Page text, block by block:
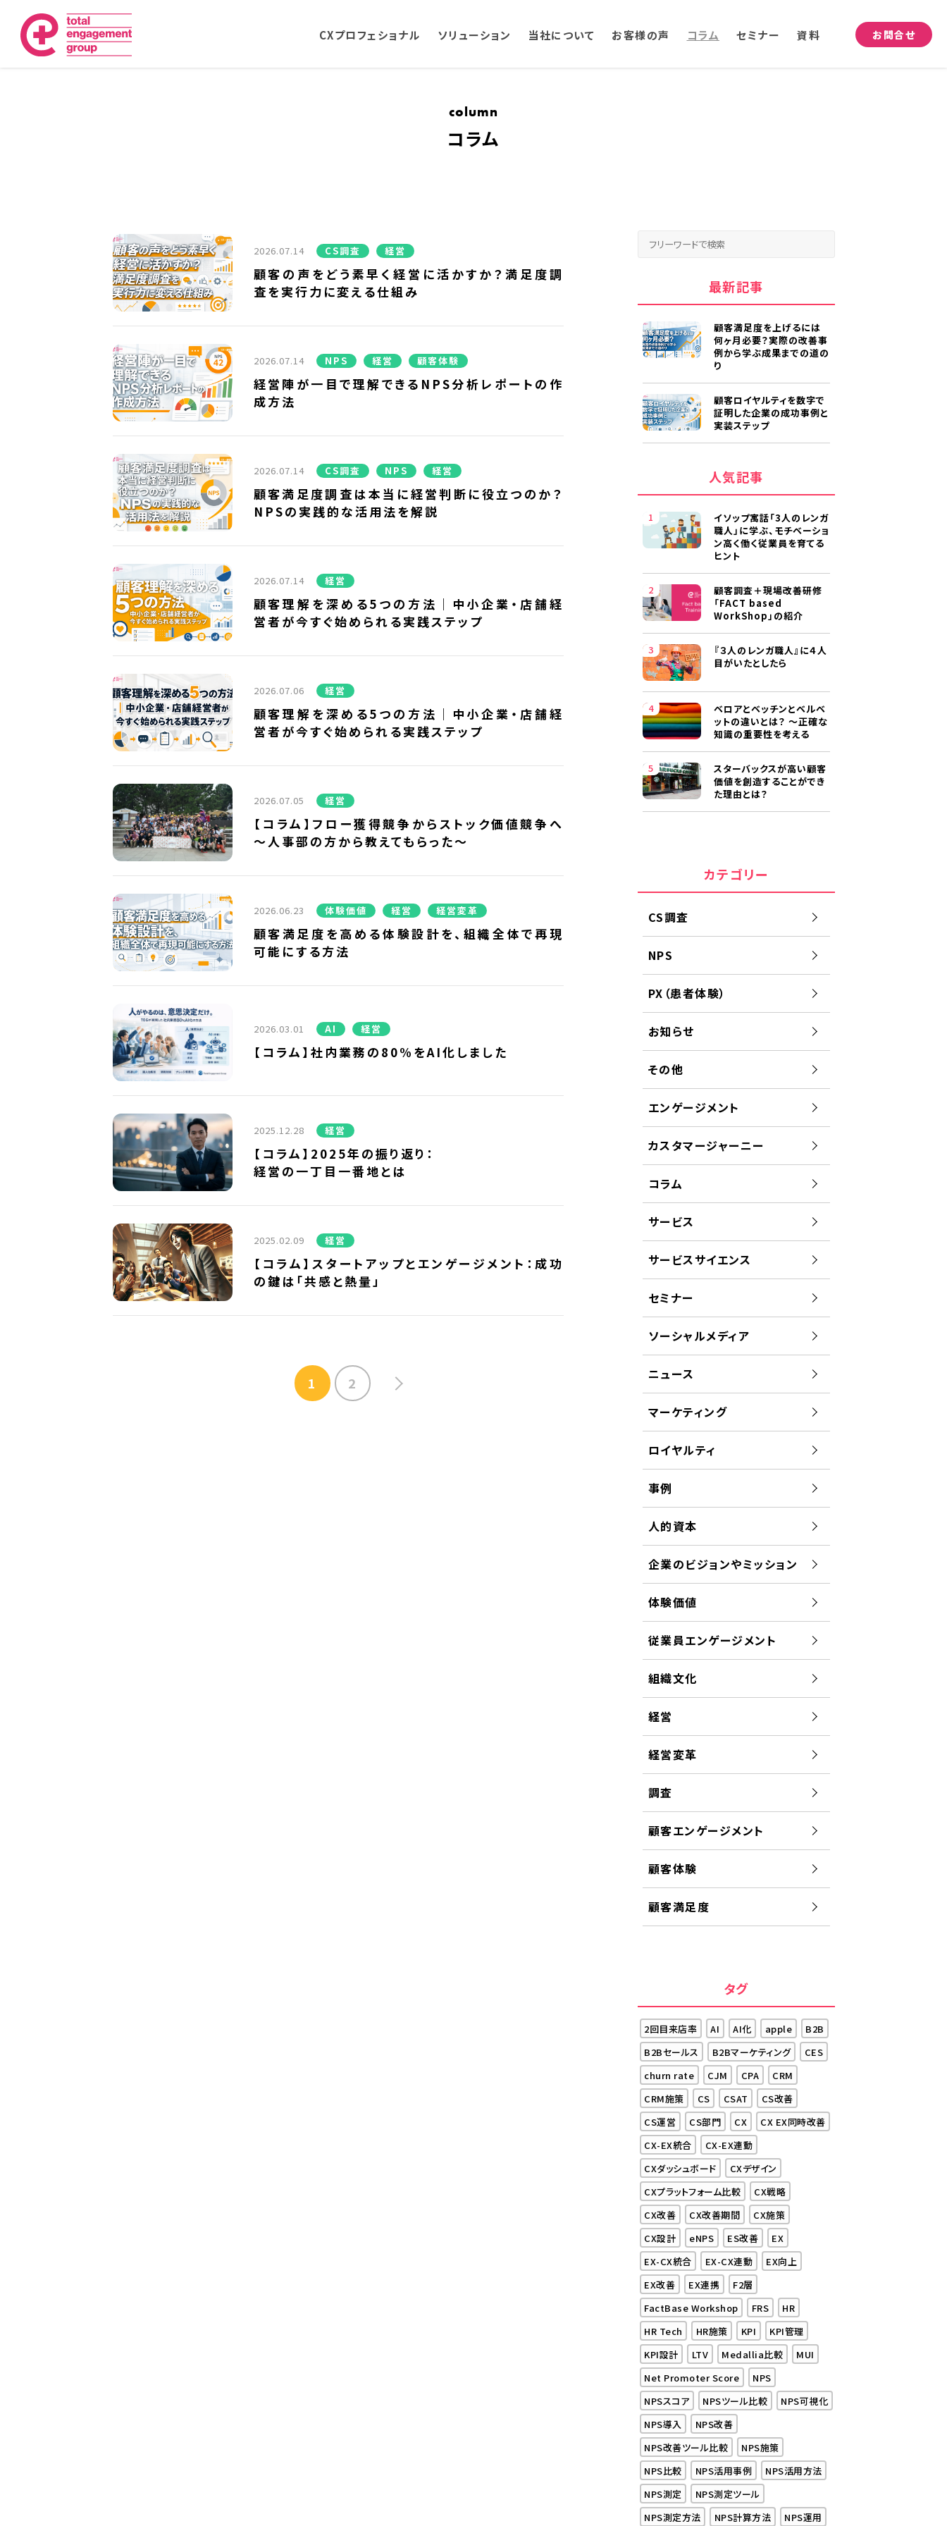
CXプロフェショナル ソリューション 当社について お客様の声 コラム セミナー 資料 お問合せ
column
コラム
2026.07.14 CS調査 経営
顧客の声をどう素早く経営に活かすか？満足度調
査を実行力に変える仕組み
2026.07.14 NPS 経営 顧客体験
経営陣が一目で理解できるNPS分析レポートの作
成方法
2026.07.14 CS調査 NPS 経営
顧客満足度調査は本当に経営判断に役立つのか？
NPSの実践的な活用法を解説
2026.07.14 経営
顧客理解を深める5つの方法｜中小企業・店舗経
営者が今すぐ始められる実践ステップ
2026.07.06 経営
顧客理解を深める5つの方法｜中小企業・店舗経
営者が今すぐ始められる実践ステップ
2026.07.05 経営
【コラム】フロー獲得競争からストック価値競争へ
～人事部の方から教えてもらった～
2026.06.23 体験価値 経営 経営変革
顧客満足度を高める体験設計を、組織全体で再現
可能にする方法
2026.03.01 AI 経営
【コラム】社内業務の80%をAI化しました
2025.12.28 経営
【コラム】2025年の振り返り：
経営の一丁目一番地とは
2025.02.09 経営
【コラム】スタートアップとエンゲージメント：成功
の鍵は「共感と熱量」
1 2
最新記事
顧客満足度を上げるには
何ヶ月必要？実際の改善事
例から学ぶ成果までの道の
り
顧客ロイヤルティを数字で
証明した企業の成功事例と
実装ステップ
人気記事
イソップ寓話「3人のレンガ
職人」に学ぶ、モチベーショ
ン高く働く従業員を育てる
ヒント
顧客調査＋現場改善研修
「FACT based
WorkShop」の紹介
『３人のレンガ職人』に４人
目がいたとしたら
ベロアとベッチンとベルベ
ットの違いとは？ ～正確な
知識の重要性を考える
スターバックスが高い顧客
価値を創造することができ
た理由とは？
カテゴリー
CS調査
NPS
PX（患者体験）
お知らせ
その他
エンゲージメント
カスタマージャーニー
コラム
サービス
サービスサイエンス
セミナー
ソーシャルメディア
ニュース
マーケティング
ロイヤルティ
事例
人的資本
企業のビジョンやミッション
体験価値
従業員エンゲージメント
組織文化
経営
経営変革
調査
顧客エンゲージメント
顧客体験
顧客満足度
タグ
2回目来店率 AI AI化 apple
B2B
B2Bセールス
B2Bマーケティング
CES
churn rate
CJM CPA
CRM
CRM施策
CS CSAT
CS改善
CS運営
CS部門 CX
CX EX同時改善
CX-EX統合
CX-EX連動
CXダッシュボード
CXデザイン
CXプラットフォーム比較
CX戦略
CX改善
CX改善期間
CX施策
CX設計
eNPS ES改善
EX
EX-CX統合
EX-CX連動
EX向上
EX改善
EX連携
F2層
FactBase Workshop
FRS
HR
HR Tech
HR施策 KPI
KPI管理
KPI設計
LTV Medallia比較
MUI
Net Promoter Score
NPS
NPSスコア
NPSツール比較
NPS可視化
NPS導入
NPS改善
NPS改善ツール比較
NPS施策
NPS比較
NPS活用事例
NPS活用方法
NPS測定
NPS測定ツール
NPS測定方法
NPS計算方法 NPS運用